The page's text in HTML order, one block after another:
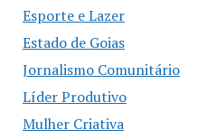
Esporte e Lazer
Estado de Goias
Jornalismo Comunitário
Líder Produtivo
Mulher Criativa